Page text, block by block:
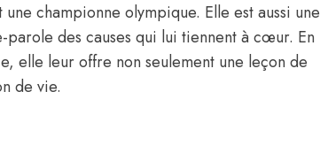
une championne olympique. Elle est aussi une
des causes qui lui tiennent à cœur. En
elle leur offre non seulement une leçon de
de vie.